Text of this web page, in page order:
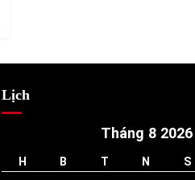
Lịch
Tháng 8 2026
H B T N S